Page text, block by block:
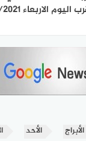
الاربعاء 3/3/2021
الأبراج الأحد